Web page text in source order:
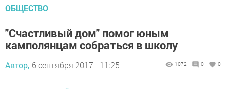
ОБЩЕСТВО
"Счастливый дом" помог юным
камполянцам собраться в школу
Автор, 6 сентября 2017 - 11:25 1072 0 0